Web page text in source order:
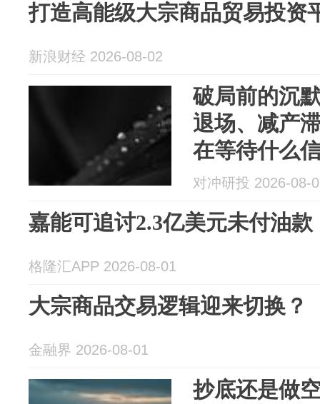
打造高能级大宗商品贸易投资
新浪财经 2026-08-02
破局前的沉
退场、减产
在等待什么
对冲研投 2026-08-
嘉能可追讨2.3亿美元未付油款
格隆汇APP 2026-08-01
大宗商品交易逻辑迎来切换？
金融界 2026-08-01
抄底还是做